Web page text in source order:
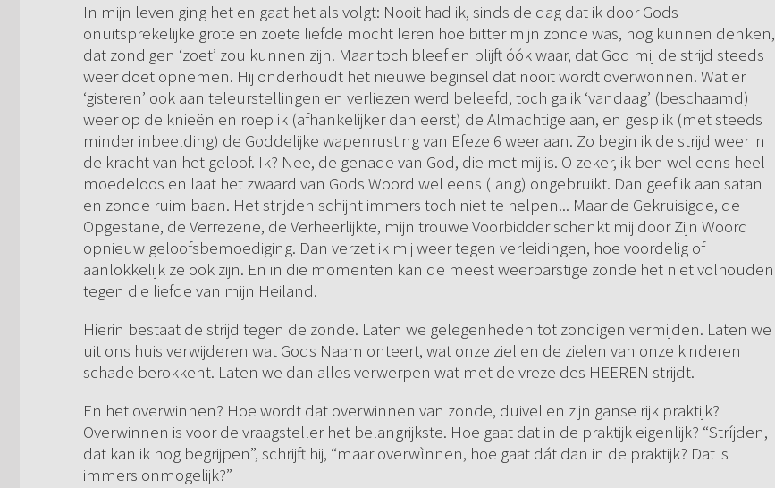
In mijn leven ging het en gaat het als volgt: Nooit had ik, sinds de dag dat ik door Gods
onuitsprekelijke grote en zoete liefde mocht leren hoe bitter mijn zonde was, nog kunnen denken,
dat zondigen ‘zoet’ zou kunnen zijn. Maar toch bleef en blijft óók waar, dat God mij de strijd steeds
weer doet opnemen. Hij onderhoudt het nieuwe beginsel dat nooit wordt overwonnen. Wat er
‘gisteren’ ook aan teleurstellingen en verliezen werd beleefd, toch ga ik ‘vandaag’ (beschaamd)
weer op de knieën en roep ik (afhankelijker dan eerst) de Almachtige aan, en gesp ik (met steeds
minder inbeelding) de Goddelijke wapenrusting van Efeze 6 weer aan. Zo begin ik de strijd weer in
de kracht van het geloof. Ik? Nee, de genade van God, die met mij is. O zeker, ik ben wel eens heel
moedeloos en laat het zwaard van Gods Woord wel eens (lang) ongebruikt. Dan geef ik aan satan
en zonde ruim baan. Het strijden schijnt immers toch niet te helpen... Maar de Gekruisigde, de
Opgestane, de Verrezene, de Verheerlijkte, mijn trouwe Voorbidder schenkt mij door Zijn Woord
opnieuw geloofsbemoediging. Dan verzet ik mij weer tegen verleidingen, hoe voordelig of
aanlokkelijk ze ook zijn. En in die momenten kan de meest weerbarstige zonde het niet volhouden
tegen die liefde van mijn Heiland.
Hierin bestaat de strijd tegen de zonde. Laten we gelegenheden tot zondigen vermijden. Laten we
uit ons huis verwijderen wat Gods Naam onteert, wat onze ziel en de zielen van onze kinderen
schade berokkent. Laten we dan alles verwerpen wat met de vreze des HEEREN strijdt.
En het overwinnen? Hoe wordt dat overwinnen van zonde, duivel en zijn ganse rijk praktijk?
Overwinnen is voor de vraagsteller het belangrijkste. Hoe gaat dat in de praktijk eigenlijk? “Stríjden,
dat kan ik nog begrijpen”, schrijft hij, “maar overwìnnen, hoe gaat dát dan in de praktijk? Dat is
immers onmogelijk?”